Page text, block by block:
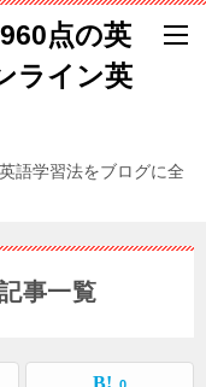
点の英
ライン英
語学習法をブログに全
事一覧